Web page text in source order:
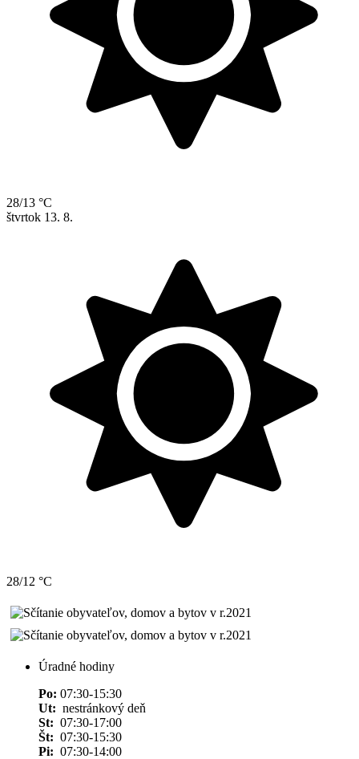
28/13 °C
štvrtok 13. 8.
28/12 °C
Úradné hodiny
Po: 07:30-15:30
Ut: nestránkový deň
St: 07:30-17:00
Št: 07:30-15:30
Pi: 07:30-14:00